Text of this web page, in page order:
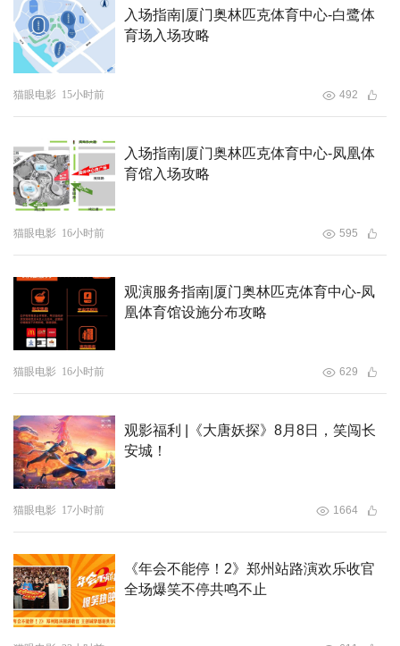
入场指南|厦门奥林匹克体育中心-白鹭体
育场入场攻略
猫眼电影 15小时前 492
入场指南|厦门奥林匹克体育中心-凤凰体
育馆入场攻略
猫眼电影 16小时前 595
观演服务指南|厦门奥林匹克体育中心-凤
凰体育馆设施分布攻略
猫眼电影 16小时前 629
观影福利 |《大唐妖探》8月8日，笑闯长
安城！
猫眼电影 17小时前 1664
《年会不能停！2》郑州站路演欢乐收官
全场爆笑不停共鸣不止